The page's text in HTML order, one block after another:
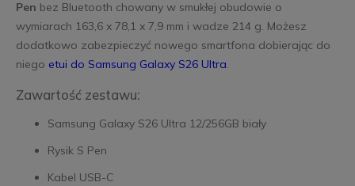
Pen bez Bluetooth chowany w smukłej obudowie o
wymiarach 163,6 x 78,1 x 7,9 mm i wadze 214 g. Możesz
dodatkowo zabezpieczyć nowego smartfona dobierając do
niego etui do Samsung Galaxy S26 Ultra.
Zawartość zestawu:
Samsung Galaxy S26 Ultra 12/256GB biały
Rysik S Pen
Kabel USB-C